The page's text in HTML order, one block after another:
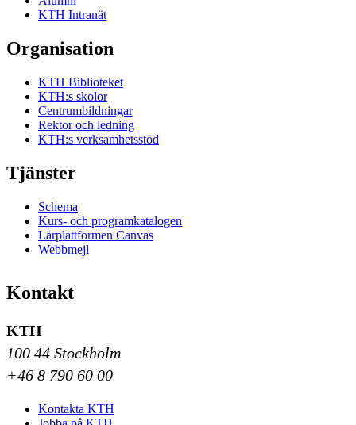
KTH Intranät
Organisation
KTH Biblioteket
KTH:s skolor
Centrumbildningar
Rektor och ledning
KTH:s verksamhetsstöd
Tjänster
Schema
Kurs- och programkatalogen
Lärplattformen Canvas
Webbmejl
Kontakt
KTH
100 44 Stockholm
+46 8 790 60 00
Kontakta KTH